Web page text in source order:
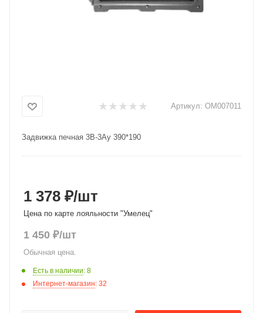
Артикул: ОМ007011
Задвижка печная 3В-3Ау 390*190
1 378 ₽/шт
Цена по карте лояльности "Умелец"
1 450 ₽/шт
Обычная цена.
Есть в наличии: 8
Интернет-магазин: 32
выбранный способом
списываться
по25% каждые 2 недели
Подробнее
об оплате Плайтом